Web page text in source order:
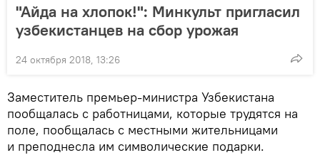
"Айда на хлопок!": Минкульт пригласил
узбекистанцев на сбор урожая
24 октября 2018, 13:26
Заместитель премьер-министра Узбекистана
пообщалась с работницами, которые трудятся на
поле, пообщалась с местными жительницами
и преподнесла им символические подарки.